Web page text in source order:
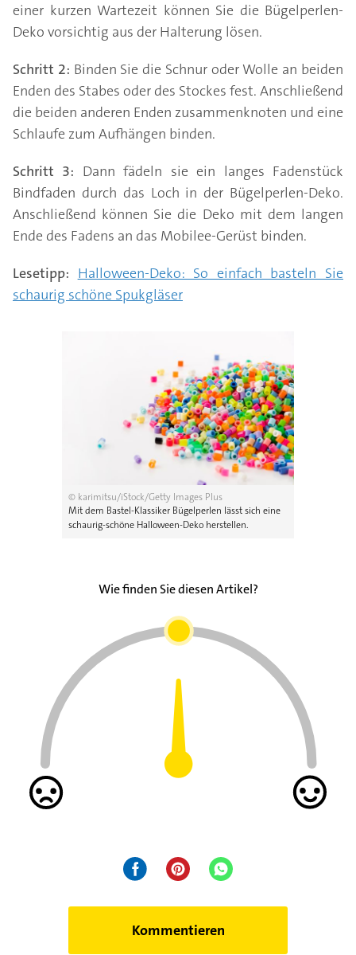
einer kurzen Wartezeit können Sie die Bügelperlen-
Deko vorsichtig aus der Halterung lösen.
Schritt 2: Binden Sie die Schnur oder Wolle an beiden
Enden des Stabes oder des Stockes fest. Anschließend
die beiden anderen Enden zusammenknoten und eine
Schlaufe zum Aufhängen binden.
Schritt 3: Dann fädeln sie ein langes Fadenstück
Bindfaden durch das Loch in der Bügelperlen-Deko.
Anschließend können Sie die Deko mit dem langen
Ende des Fadens an das Mobilee-Gerüst binden.
Lesetipp: Halloween-Deko: So einfach basteln Sie
schaurig schöne Spukgläser
© karimitsu/iStock/Getty Images Plus
Mit dem Bastel-Klassiker Bügelperlen lässt sich eine
schaurig-schöne Halloween-Deko herstellen.
Wie finden Sie diesen Artikel?
Kommentieren